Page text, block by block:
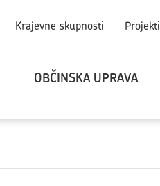
Krajevne skupnosti Projekti
OBČINSKA UPRAVA